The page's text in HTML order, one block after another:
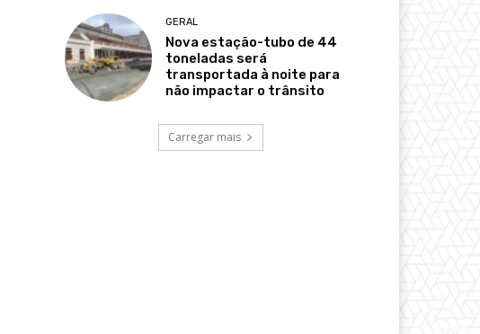
GERAL
Nova estação-tubo de 44
toneladas será
transportada à noite para
não impactar o trânsito
Carregar mais